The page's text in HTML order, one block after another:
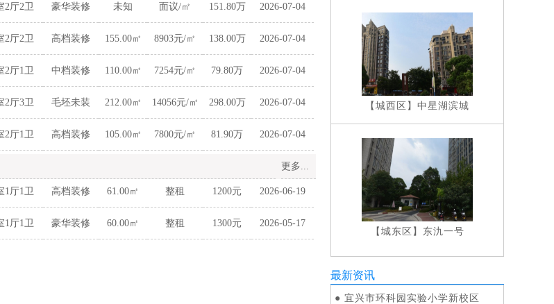
2厅2卫 豪华装修 未知 面议/㎡ 151.80万 2026-07-04
2厅2卫 高档装修 155.00㎡ 8903元/㎡ 138.00万 2026-07-04
2厅1卫 中档装修 110.00㎡ 7254元/㎡ 79.80万 2026-07-04
2厅3卫 毛坯未装 212.00㎡ 14056元/㎡ 298.00万 2026-07-04
2厅1卫 高档装修 105.00㎡ 7800元/㎡ 81.90万 2026-07-04
更多...
1厅1卫 高档装修 61.00㎡ 整租 1200元 2026-06-19
1厅1卫 豪华装修 60.00㎡ 整租 1300元 2026-05-17
【城西区】 中星湖滨城
【城东区】 东氿一号
最新资讯
● 宜兴市环科园实验小学新校区